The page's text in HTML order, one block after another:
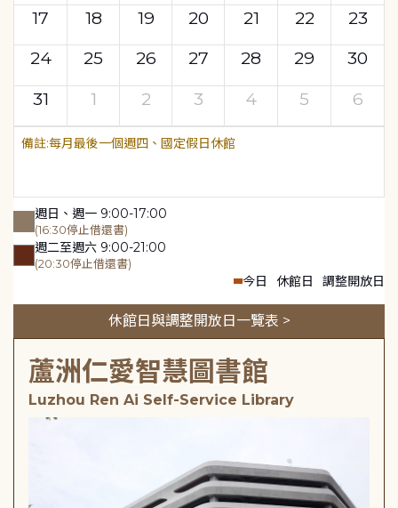
17
18 19 20 21 22
23
24
25 26 27 28 29
30
31
1 2 3 4 5 6
每月最後一個週四、國定假日休館
週日、週一 9:00-17:00
(16:30停止借還書)
週二至週六 9:00-21:00
(20:30停止借還書)
今日 休館日 調整開放日
休館日與調整開放日一覽表 >
蘆洲仁愛智慧圖書館
Luzhou Ren Ai Self-Service Library